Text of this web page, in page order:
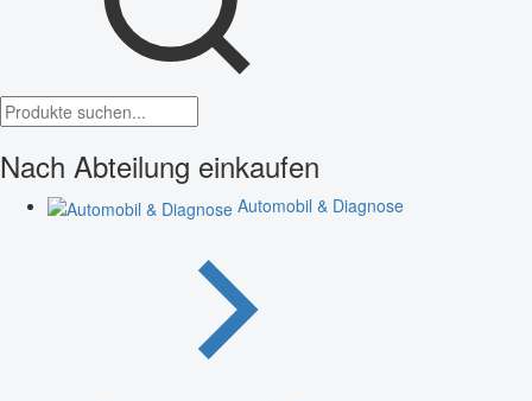
Nach Abteilung einkaufen
Automobil & Diagnose